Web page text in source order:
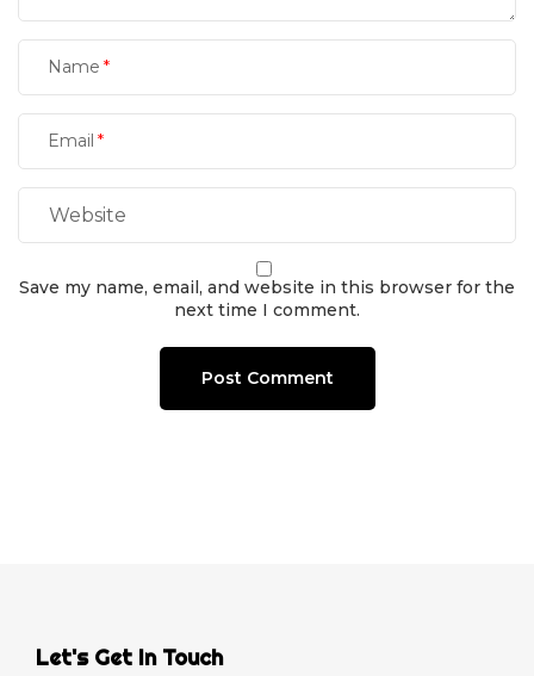
Name
Email
Save my name, email, and website in this browser for the
next time I comment.
Let's Get In Touch